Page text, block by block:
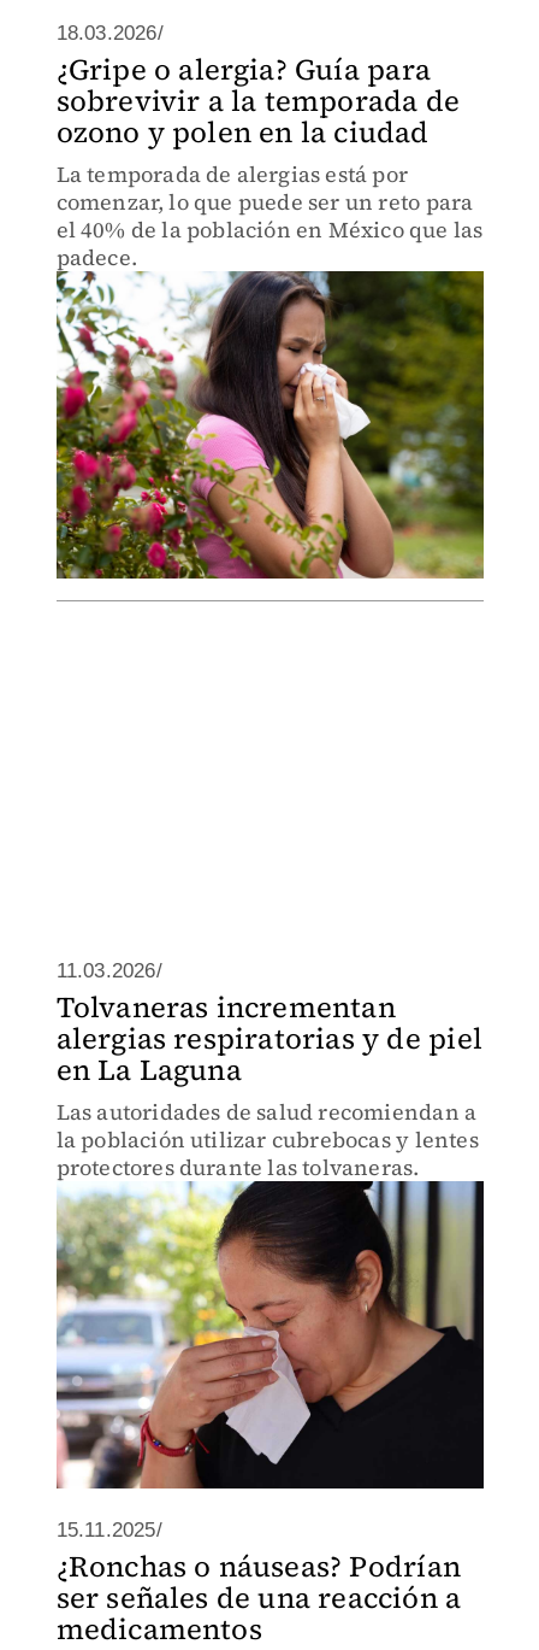
18.03.2026/
¿Gripe o alergia? Guía para
sobrevivir a la temporada de
ozono y polen en la ciudad
La temporada de alergias está por
comenzar, lo que puede ser un reto para
el 40% de la población en México que las
padece.
11.03.2026/
Tolvaneras incrementan
alergias respiratorias y de piel
en La Laguna
Las autoridades de salud recomiendan a
la población utilizar cubrebocas y lentes
protectores durante las tolvaneras.
15.11.2025/
¿Ronchas o náuseas? Podrían
ser señales de una reacción a
medicamentos